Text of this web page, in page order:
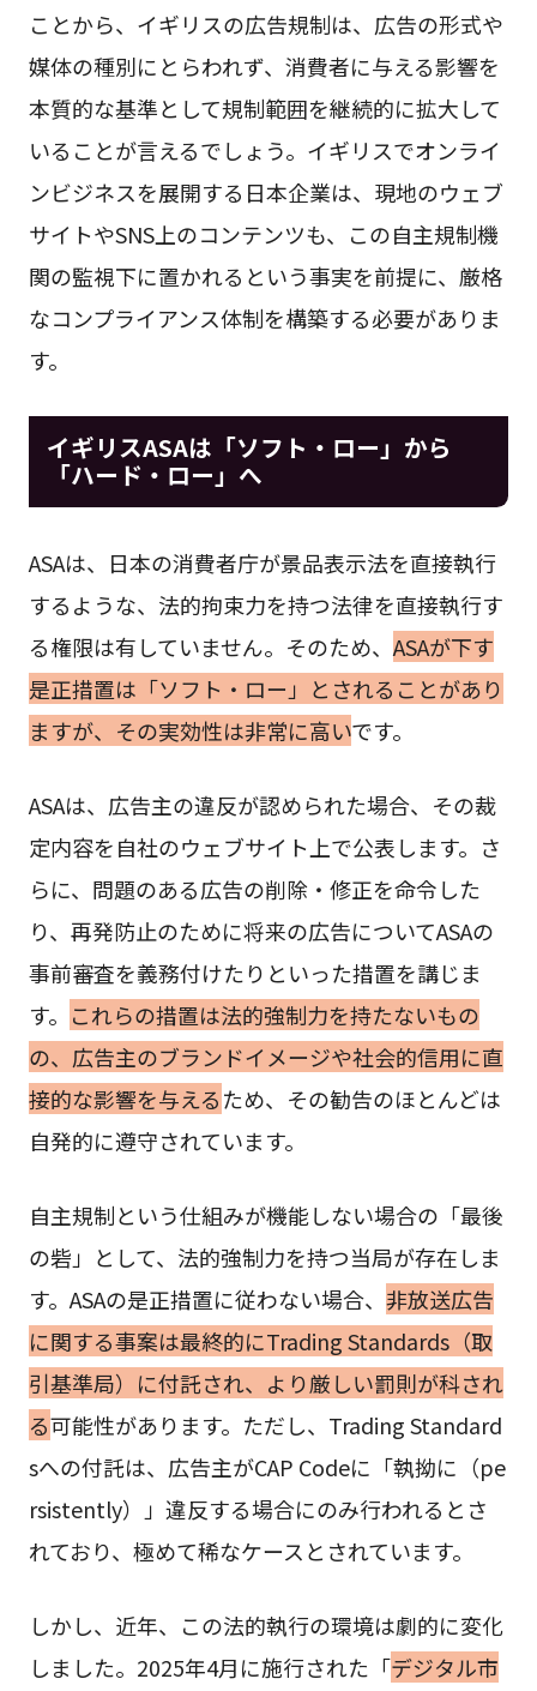
ことから、イギリスの広告規制は、広告の形式や
媒体の種別にとらわれず、消費者に与える影響を
本質的な基準として規制範囲を継続的に拡大して
いることが言えるでしょう。イギリスでオンライ
ンビジネスを展開する日本企業は、現地のウェブ
サイトやSNS上のコンテンツも、この自主規制機
関の監視下に置かれるという事実を前提に、厳格
なコンプライアンス体制を構築する必要がありま
す。
イギリスASAは「ソフト・ロー」から
「ハード・ロー」へ
ASAは、日本の消費者庁が景品表示法を直接執行
するような、法的拘束力を持つ法律を直接執行す
る権限は有していません。そのため、ASAが下す
是正措置は「ソフト・ロー」とされることがあり
ますが、その実効性は非常に高いです。
ASAは、広告主の違反が認められた場合、その裁
定内容を自社のウェブサイト上で公表します。さ
らに、問題のある広告の削除・修正を命令した
り、再発防止のために将来の広告についてASAの
事前審査を義務付けたりといった措置を講じま
す。 これらの措置は法的強制力を持たないもの
の、広告主のブランドイメージや社会的信用に直
接的な影響を与えるため、その勧告のほとんどは
自発的に遵守されています。
自主規制という仕組みが機能しない場合の「最後
の砦」として、法的強制力を持つ当局が存在しま
す。ASAの是正措置に従わない場合、 非放送広告
に関する事案は最終的にTrading Standards（取
引基準局）に付託され、より厳しい罰則が科され
る可能性があります。ただし、Trading Standard
sへの付託は、広告主がCAP Codeに「執拗に（pe
rsistently）」違反する場合にのみ行われるとさ
れており、極めて稀なケースとされています。
しかし、近年、この法的執行の環境は劇的に変化
しました。2025年4月に施行された「デジタル市